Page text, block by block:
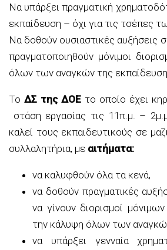
Να υπάρξει πραγματική
εκπαίδευση – όχι για τις τσέπες
Να δοθούν ουσιαστικές αυξήσεις
πραγματοποιηθούν μόνιμοι
όλων των αναγκών της
Το ΔΣ της ΔΟΕ το οποίο έχει
στάση εργασίας τις 11π.μ. –
καλεί τους εκπαιδευτικούς σε
συλλαλητήρια, με αιτήματα:
να καλυφθούν όλα τα κενά,
να δοθούν πραγματικές
να γίνουν διορισμοί
την κάλυψη όλων των
να υπάρξει γενναία